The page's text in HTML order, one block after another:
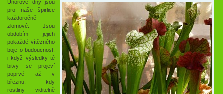
Únorové dny jsou
pro naše špirlice
každoročně
zlomové. Jsou
obdobím jejich
pokaždé vítězného
boje o budoucnost,
i když výsledky té
bitvy se projeví
poprvé až v
březnu, kdy
rostliny viditelně